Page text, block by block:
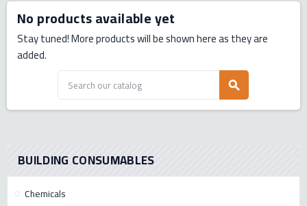
BUILDING CONSUMABLES
Chemicals
No products available yet
Stay tuned! More products will be shown here as they are
added.
search